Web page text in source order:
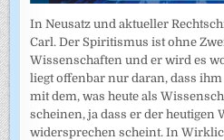
In Neusatz und aktueller
Carl. Der Spiritismus ist ohne
Wissenschaften und er wird es
liegt offenbar nur daran, dass
mit dem, was heute als
scheinen, ja dass er der heutigen
widersprechen scheint. In